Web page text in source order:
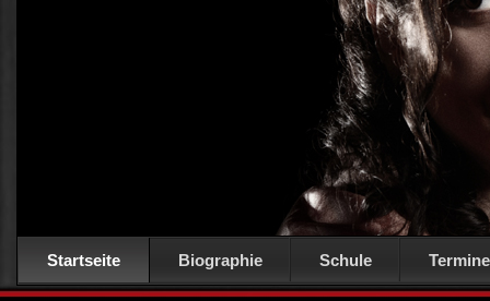
Startseite Biographie Schule Termine